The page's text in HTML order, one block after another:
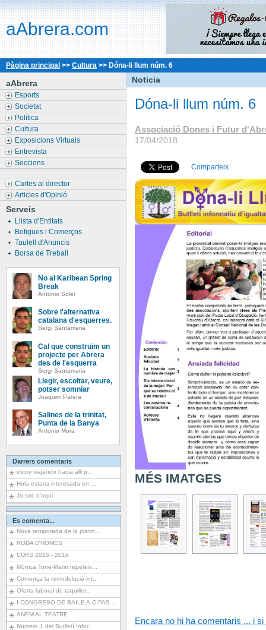
aAbrera.com
Pàgina principal >> Cultura >> Dóna-li llum núm. 6
aAbrera
Esports
Societat
Política
Cultura
Exposicions Virtuals
Entrevista
Seccions
Cartes al director
Articles d'Opinió
Serveis
Llista d'Entitats
Botigues i Comerços
Taulell d'Anuncis
Borsa de Treball
No al Karibean Spring
Break
Antonio Soler
Sobre l'alternativa
catalana d'esquerres.
Sergi Santamaria
Cal que construïm un
projecte per Abrera
des de l'esquerra
Sergi Santamaria
Llegir, escoltar, veure,
potser somniar
Joaquim Parera
Salines de la trinitat,
Punta de la Banya
Antonio Mora
Darrers comentaris
estoy viajando hacia alli p...
Hola estaria interesada en ...
Jo soc d'aqui
Es comenta...
Nova temporada de la piscin...
RODA D'HOMES
CURS 2015 - 2016
Mònica Torre-Marin repeteix...
Comença la remodelació int...
Oferta laboral de taquiller...
I CONGRESO DE BAILE A.C.PAS...
ANEM AL TEATRE
Número 1 del Butlletí Infor...
Noticia
Dóna-li llum núm. 6
Associació Dones i Futur
17/04/2018
Comparteix
MÉS IMATGES
Encara no hi ha comentaris ... i